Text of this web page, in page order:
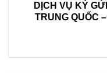
DỊCH VỤ KÝ
TRUNG QUỐC